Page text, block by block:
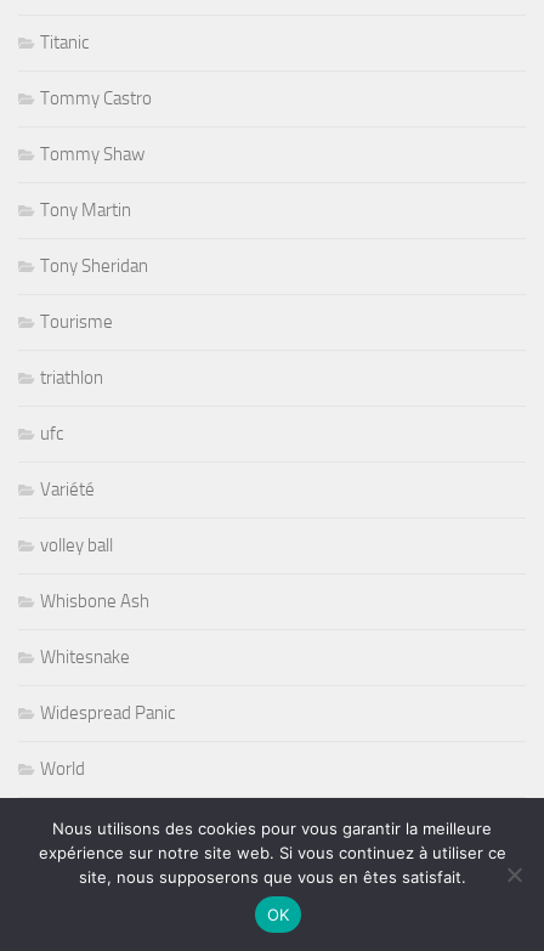
Titanic
Tommy Castro
Tommy Shaw
Tony Martin
Tony Sheridan
Tourisme
triathlon
ufc
Variété
volley ball
Whisbone Ash
Whitesnake
Widespread Panic
World
Wursel
Wynton Marsalis
Nous utilisons des cookies pour vous garantir la meilleure
expérience sur notre site web. Si vous continuez à utiliser ce
site, nous supposerons que vous en êtes satisfait.
OK